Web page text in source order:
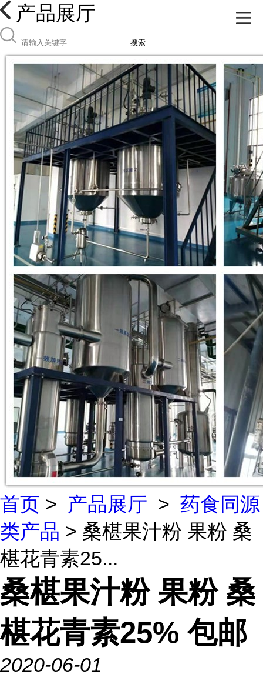
产品展厅
搜索
首页 > 产品展厅 > 药食同源
类产品 > 桑椹果汁粉 果粉 桑
椹花青素25...
桑椹果汁粉 果粉 桑
椹花青素25% 包邮
2020-06-01